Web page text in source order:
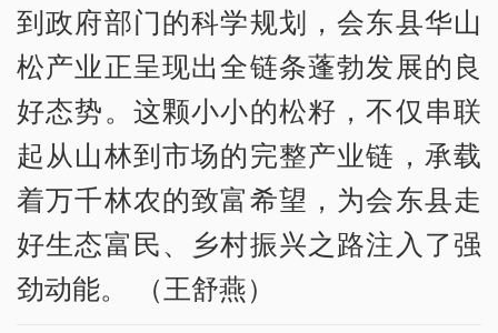
到政府部门的科学规划，会东县华山
松产业正呈现出全链条蓬勃发展的良
好态势。这颗小小的松籽，不仅串联
起从山林到市场的完整产业链，承载
着万千林农的致富希望，为会东县走
好生态富民、乡村振兴之路注入了强
劲动能。 （王舒燕）